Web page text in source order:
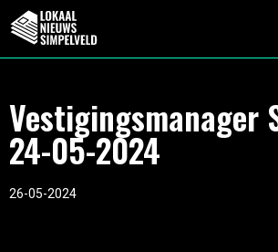
Vestigingsmanager
24-05-2024
26-05-2024